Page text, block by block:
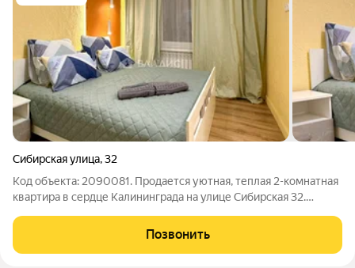
Сибирская улица,32
Код объекта: 2090081. Продается уютная, теплая 2-комнатная
квартира в сердце Калининграда на улице Сибирская 32.
немецкого дома 1944 года. Квартира расположена в районе с
развитой
Позвонить